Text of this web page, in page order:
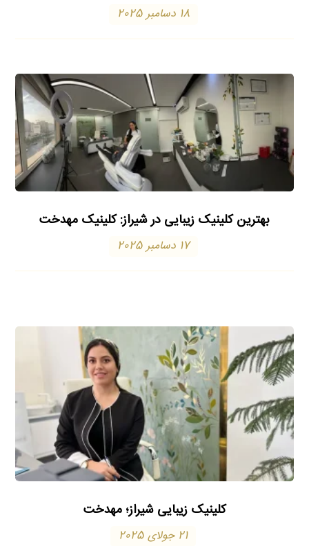
18 دسامبر 2025
بهترین کلینیک زیبایی در شیراز: کلینیک مهدخت
17 دسامبر 2025
کلینیک زیبایی شیراز؛ مهدخت
21 جولای 2025